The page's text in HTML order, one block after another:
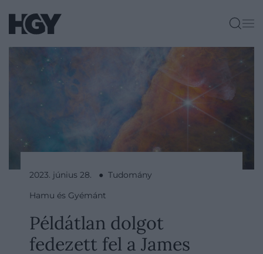
2023. június 28. ● Tudomány
Hamu és Gyémánt
Példátlan dolgot
fedezett fel a James